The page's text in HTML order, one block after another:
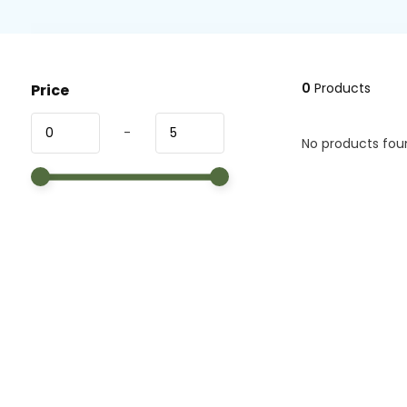
Price
-
0 Products
No products